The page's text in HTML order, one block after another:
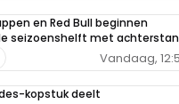
en Red Bull beginnen
seizoenshelft met
Vandaag,
kopstuk deelt